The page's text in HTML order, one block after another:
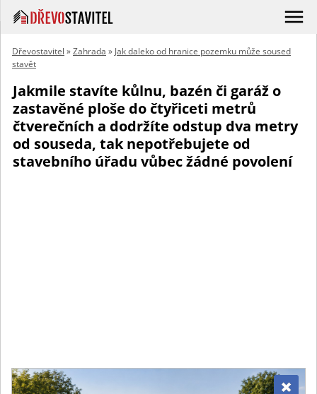
Dřevostavitel »Zahrada » Jak daleko od hranice pozemku může soused
stavět
Jakmile stavíte kůlnu, bazén či garáž o
zastavěné ploše do čtyřiceti metrů
čtverečních a dodržíte odstup dva metry
od souseda, tak nepotřebujete od
stavebního úřadu vůbec žádné povolení